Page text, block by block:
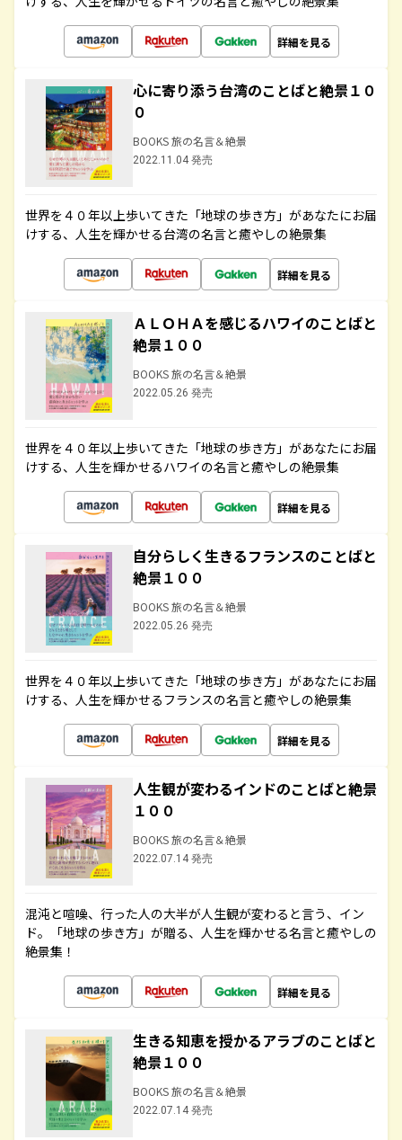
詳細を見る
心に寄り添う台湾のことばと絶景１０
０
BOOKS 旅の名言＆絶景
2022.11.04 発売
世界を４０年以上歩いてきた「地球の歩き方」があなたにお届
けする、人生を輝かせる台湾の名言と癒やしの絶景集
詳細を見る
ＡＬＯＨＡを感じるハワイのことばと
絶景１００
BOOKS 旅の名言＆絶景
2022.05.26 発売
世界を４０年以上歩いてきた「地球の歩き方」があなたにお届
けする、人生を輝かせるハワイの名言と癒やしの絶景集
詳細を見る
自分らしく生きるフランスのことばと
絶景１００
BOOKS 旅の名言＆絶景
2022.05.26 発売
世界を４０年以上歩いてきた「地球の歩き方」があなたにお届
けする、人生を輝かせるフランスの名言と癒やしの絶景集
詳細を見る
人生観が変わるインドのことばと絶景
１００
BOOKS 旅の名言＆絶景
2022.07.14 発売
混沌と喧噪、行った人の大半が人生観が変わると言う、イン
ド。「地球の歩き方」が贈る、人生を輝かせる名言と癒やしの
絶景集！
詳細を見る
生きる知恵を授かるアラブのことばと
絶景１００
BOOKS 旅の名言＆絶景
2022.07.14 発売